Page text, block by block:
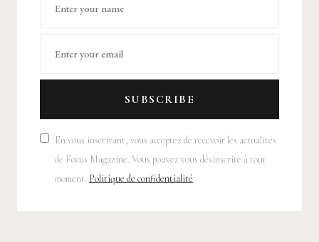
SUBSCRIBE
En vous inscrivant, vous acceptez de recevoir les actualités
de Focus Magazine. Vous pouvez vous désinscrire à tout
moment. Politique de confidentialité